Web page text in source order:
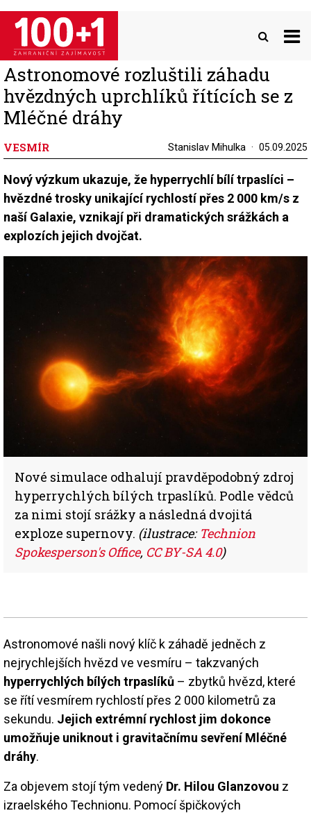
Přejít
hlavnímu
obsahu
Astronomové rozluštili záhadu
hvězdných uprchlíků řítících se z
Mléčné dráhy
VESMÍR Stanislav Mihulka 05.09.2025
Nový výzkum ukazuje, že hyperrychlí bílí trpaslíci –
hvězdné trosky unikající rychlostí přes 2 000 km/s z
naší Galaxie, vznikají při dramatických srážkách a
explozích jejich dvojčat.
Nové simulace odhalují pravděpodobný zdroj
hyperrychlých bílých trpaslíků. Podle vědců
za nimi stojí srážky a následná dvojitá
exploze supernovy. (ilustrace: Technion
Spokesperson's Office, CC BY-SA 4.0)
Astronomové našli nový klíč k záhadě jedněch z
nejrychlejších hvězd ve vesmíru – takzvaných
hyperrychlých bílých trpaslíků – zbytků hvězd, které
se řítí vesmírem rychlostí přes 2 000 kilometrů za
sekundu. Jejich extrémní rychlost jim dokonce
umožňuje uniknout i gravitačnímu sevření Mléčné
dráhy.
Za objevem stojí tým vedený Dr. Hilou Glanzovou z
izraelského Technionu. Pomocí špičkových